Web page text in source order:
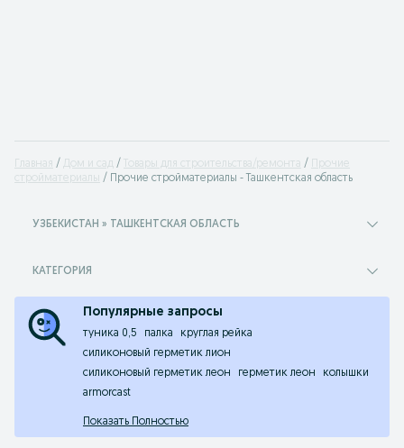
Главная Дом и сад Товары для строительства/ремонта
Прочие
стройматериалы
Прочие стройматериалы - Ташкентская область
УЗБЕКИСТАН » ТАШКЕНТСКАЯ ОБЛАСТЬ
КАТЕГОРИЯ
Популярные запросы
туника 0,5 палка
круглая рейка
силиконовый герметик лион
силиконовый герметик леон
герметик леон
колышки
armorcast
Показать Полностью